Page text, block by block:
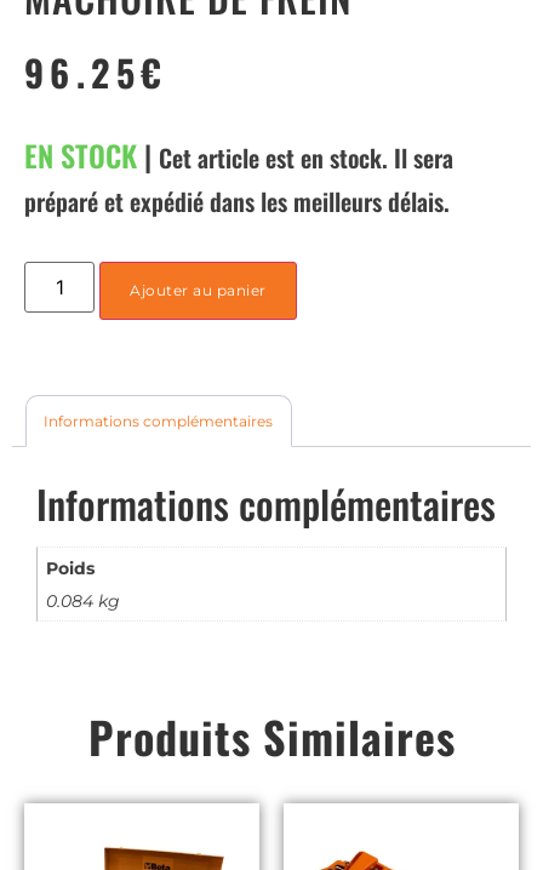
96.25€
EN STOCK| Cet article est en stock. Il sera
préparé et expédié dans les meilleurs délais.
Ajouter au panier
Informations complémentaires
Informations complémentaires
Poids
0.084 kg
Produits Similaires